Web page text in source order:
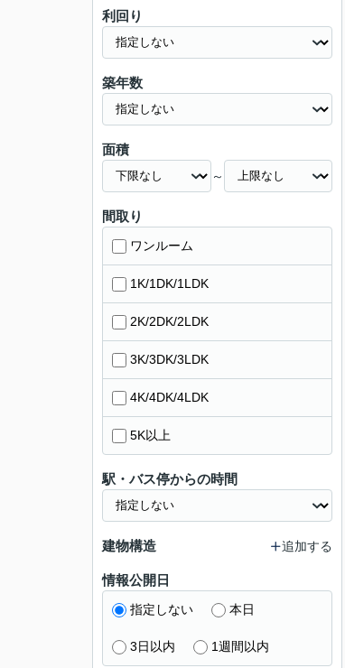
利回り
築年数
面積
～
間取り
ワンルーム
1K/1DK/1LDK
2K/2DK/2LDK
3K/3DK/3LDK
4K/4DK/4LDK
5K以上
駅・バス停からの時間
建物構造 追加する
情報公開日
指定しない 本日
3日以内 1週間以内